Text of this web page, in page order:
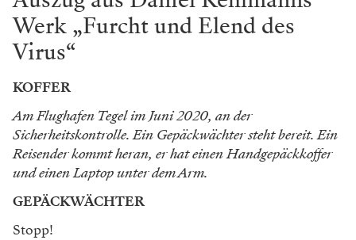
Werk „Furcht und Elend des
Virus“
KOFFER
Am Flughafen Tegel im Juni 2020, an der
Sicherheitskontrolle. Ein Gepäckwächter steht bereit. Ein
Reisender kommt heran, er hat einen Handgepäckkoffer
und einen Laptop unter dem Arm.
GEPÄCKWÄCHTER
Stopp!